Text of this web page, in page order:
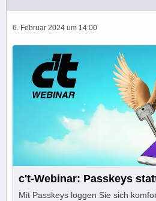
6. Februar 2024 um 14:00
c't-Webinar: Passkeys
Mit Passkeys loggen Sie sich